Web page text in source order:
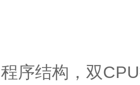
序结构，双